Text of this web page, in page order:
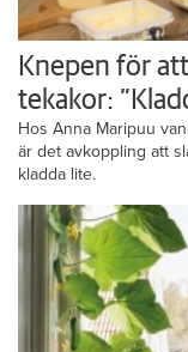
Knepen för
tekakor:
Hos Anna Maripuu
är det avkoppling att
kladda lite.